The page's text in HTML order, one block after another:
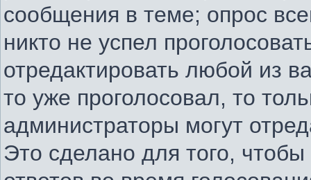
сообщения в теме; опрос
никто не успел
отредактировать любой из
то уже проголосовал, то
администраторы могут
Это сделано для того,